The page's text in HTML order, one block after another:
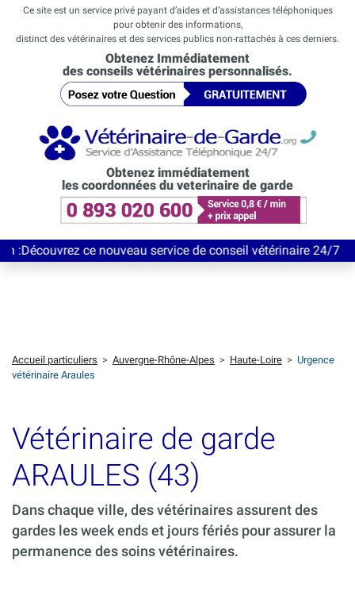
Ce site est un service privé payant d’aides et d’assistances téléphoniques
pour obtenir des informations,
distinct des vétérinaires et des services publics non-rattachés à ces derniers.
Obtenez Immédiatement
des conseils vétérinaires personnalisés.
Obtenez immédiatement
les coordonnées du veterinaire de garde
ce nouveau service de conseil vétérinaire 24/7
Accueil particuliers > Auvergne-Rhône-Alpes > Haute-Loire > Urgence
vétérinaire Araules
Vétérinaire de garde
ARAULES (43)
Dans chaque ville, des vétérinaires assurent des
gardes les week ends et jours fériés pour assurer la
permanence des soins vétérinaires.